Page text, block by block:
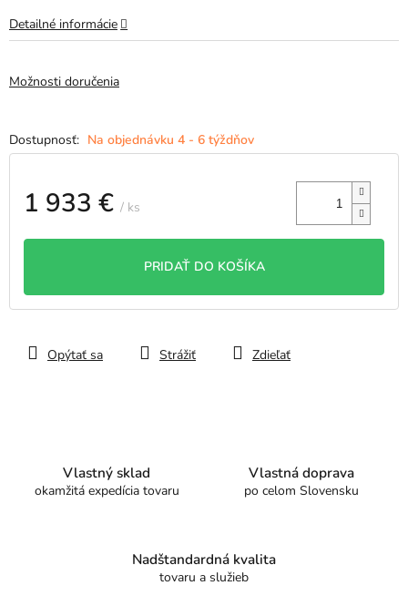
Na objednávku 4 - 6 týždňov
Možnosti doručenia
1 933 € / ks
PRIDAŤ DO KOŠÍKA
Detailné informácie
Opýtať sa Strážiť Zdieľať
Vlastný sklad
okamžitá expedícia tovaru
Vlastná doprava
po celom Slovensku
Nadštandardná kvalita
tovaru a služieb